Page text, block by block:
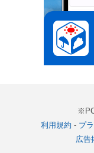
利用規約 - プ
広告